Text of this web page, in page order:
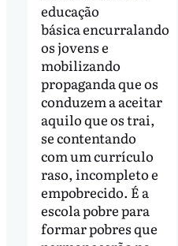
educação
básica encurralando
os jovens e
mobilizando
propaganda que os
conduzem a aceitar
aquilo que os trai,
se contentando
com um currículo
raso, incompleto e
empobrecido. É a
escola pobre para
formar pobres que